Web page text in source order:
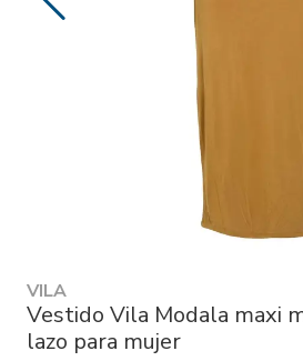
VILA
Vestido Vila Modala maxi
lazo para mujer